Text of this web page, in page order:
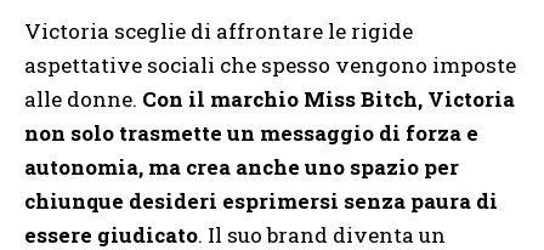
Victoria sceglie di affrontare le rigide
aspettative sociali che spesso vengono imposte
alle donne. Con il marchio Miss Bitch, Victoria
non solo trasmette un messaggio di forza e
autonomia, ma crea anche uno spazio per
chiunque desideri esprimersi senza paura di
essere giudicato. Il suo brand diventa un